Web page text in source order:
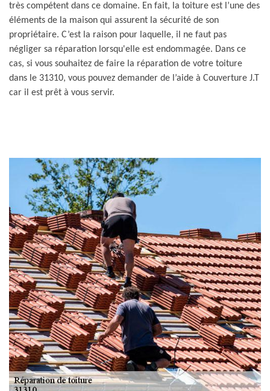
très compétent dans ce domaine. En fait, la toiture est l’une des
éléments de la maison qui assurent la sécurité de son
propriétaire. C’est la raison pour laquelle, il ne faut pas
négliger sa réparation lorsqu'elle est endommagée. Dans ce
cas, si vous souhaitez de faire la réparation de votre toiture
dans le 31310, vous pouvez demander de l’aide à Couverture J.T
car il est prêt à vous servir.